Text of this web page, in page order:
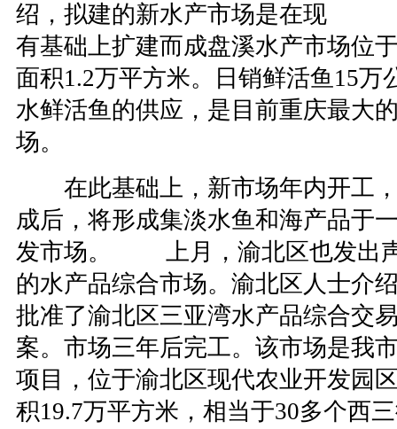
绍，拟建的新水产市场是在现
有基础上扩建而成盘溪水产市场位
面积1.2万平方米。日销鲜活鱼15万
水鲜活鱼的供应，是目前重庆最大
场。
在此基础上，新市场年内开工，
成后，将形成集淡水鱼和海产品于
发市场。 上月，渝北区也发出
的水产品综合市场。渝北区人士介
批准了渝北区三亚湾水产品综合交
案。市场三年后完工。该市场是我
项目，位于渝北区现代农业开发园
积19.7万平方米，相当于30多个